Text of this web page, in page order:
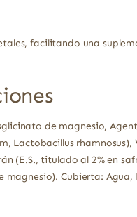
facilitando una
de magnesio,
Lactobacillus
(E.S., titulado al 2% en
Cubierta: